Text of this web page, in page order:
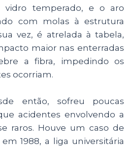
vidro temperado, e o aro
com molas à estrutura
vez, é atrelada à tabela,
maior nas enterradas
a fibra, impedindo os
ocorriam.
então, sofreu poucas
acidentes envolvendo a
raros. Houve um caso de
1988, a liga universitária